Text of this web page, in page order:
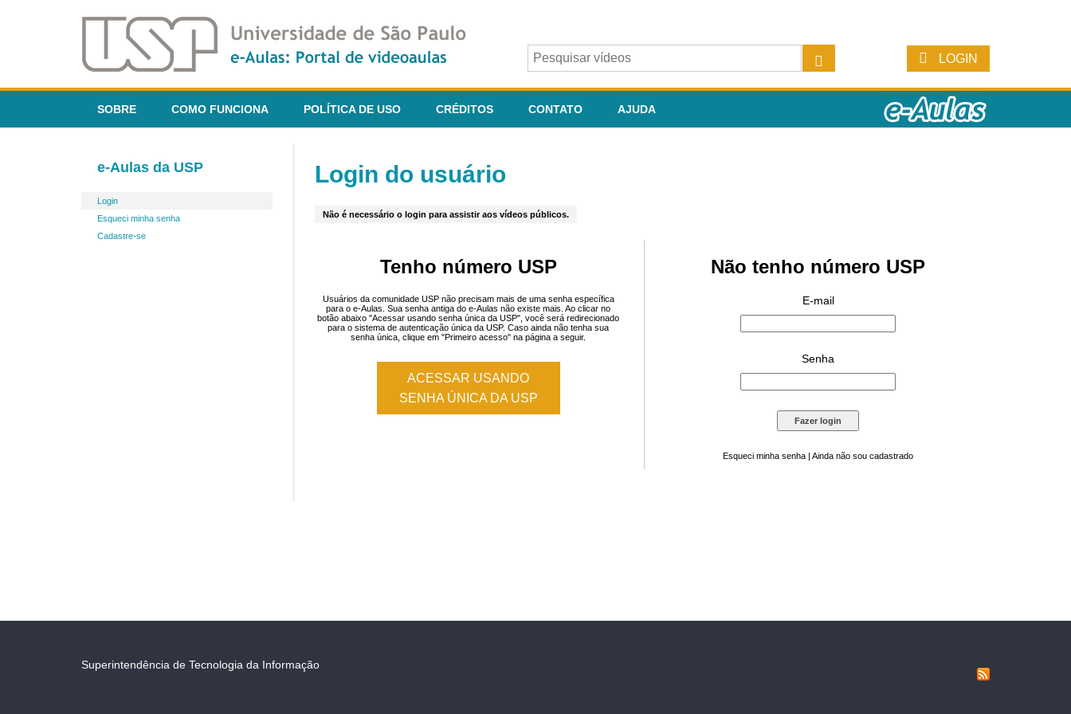
LOGIN
SOBRE COMO FUNCIONA POLÍTICA DE USO CRÉDITOS CONTATO AJUDA
e-Aulas da USP
Login
Esqueci minha senha
Cadastre-se
Login do usuário
Não é necessário o login para assistir aos vídeos públicos.
Tenho número USP
Usuários da comunidade USP não precisam mais de uma senha específica
para o e-Aulas. Sua senha antiga do e-Aulas não existe mais. Ao clicar no
botão abaixo "Acessar usando senha única da USP", você será redirecionado
para o sistema de autenticação única da USP. Caso ainda não tenha sua
senha única, clique em "Primeiro acesso" na página a seguir.
ACESSAR USANDO
SENHA ÚNICA DA USP
Não tenho número USP
E-mail
Senha
Esqueci minha senha | Ainda não sou cadastrado
Superintendência de Tecnologia da Informação